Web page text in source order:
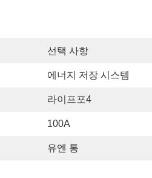
선택 사항
에너지 저장 시스템
라이프포4
100A
유엔 통